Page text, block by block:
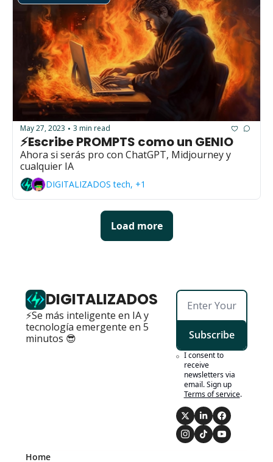
May 27, 2023 • 3 min read
⚡Escribe PROMPTS como un GENIO
Ahora si serás pro con ChatGPT, Midjourney y
cualquier IA
DIGITALIZADOS tech, +1
Load more
DIGITALIZADOS
⚡Se más inteligente en IA y
tecnología emergente en 5
minutos 😎
Subscribe
I consent to
receive
newsletters via
email. Sign up
Terms of service.
Home